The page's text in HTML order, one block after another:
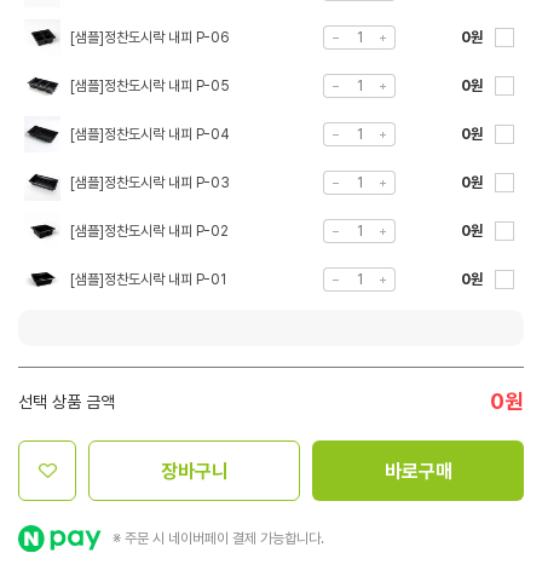
[샘플]정찬도시락 내피 P-06 0원
[샘플]정찬도시락 내피 P-05 0원
[샘플]정찬도시락 내피 P-04 0원
[샘플]정찬도시락 내피 P-03 0원
[샘플]정찬도시락 내피 P-02 0원
[샘플]정찬도시락 내피 P-01 0원
선택 상품 금액 0원
장바구니 바로구매
※ 주문 시 네이버페이 결제 가능합니다.